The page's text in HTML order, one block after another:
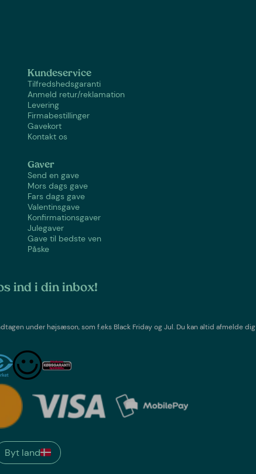
Kundeservice
Tilfredshedsgaranti
Anmeld retur/reklamation
Levering
Firmabestillinger
Gavekort
Kontakt os
Gaver
Send en gave
Mors dags gave
Fars dags gave
Valentinsgave
Konfirmationsgaver
Julegaver
Gave til bedste ven
Påske
ind i din inbox!
under højsæson, som f.eks Black Friday og Jul. Du kan altid afmelde dig
Byt land